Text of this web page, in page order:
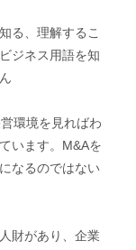
る、理解するこ
ジネス用語を知
環境を見ればわ
います。M&Aを
なるのではない
財があり、企業